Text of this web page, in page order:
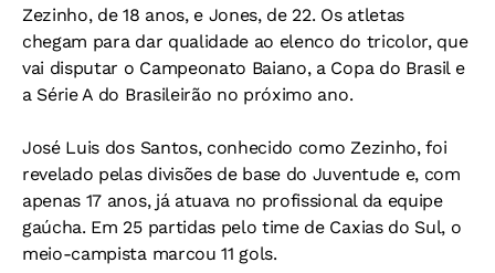
Zezinho, de 18 anos, e Jones, de 22. Os atletas
chegam para dar qualidade ao elenco do tricolor, que
vai disputar o Campeonato Baiano, a Copa do Brasil e
a Série A do Brasileirão no próximo ano.
José Luis dos Santos, conhecido como Zezinho, foi
revelado pelas divisões de base do Juventude e, com
apenas 17 anos, já atuava no profissional da equipe
gaúcha. Em 25 partidas pelo time de Caxias do Sul, o
meio-campista marcou 11 gols.